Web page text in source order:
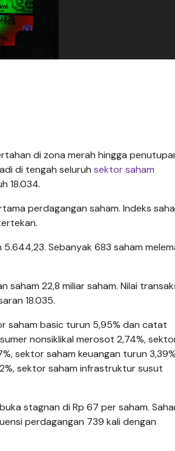
di zona merah hingga
di tengah seluruh sektor saham
18.034.
perdagangan saham. Indeks
Sebanyak 683 saham
saham 22,8 miliar saham. Nilai
18.035.
saham basic turun 5,95% dan catat
nonsiklikal merosot 2,74%,
sektor saham keuangan turun
sektor saham infrastruktur susut
stagnan di Rp 67 per saham.
perdagangan 739 kali dengan